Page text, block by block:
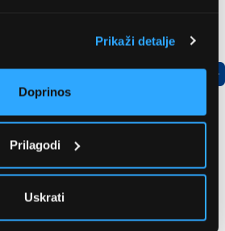
Prikaži detalje
Doprinos
Prilagodi
Uskrati
Bosch
AdvancedAquatak 160
(06008A7800)
463,99 EUR